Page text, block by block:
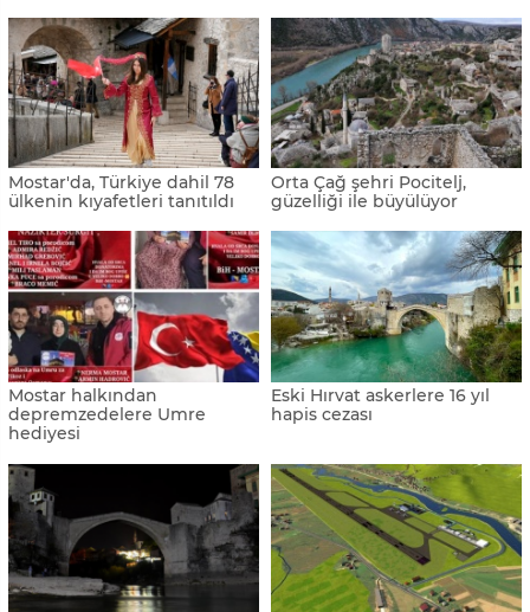
Mostar'da, Türkiye dahil 78
ülkenin kıyafetleri tanıtıldı
Orta Çağ şehri Pocitelj,
güzelliği ile büyülüyor
Mostar halkından
depremzedelere Umre
hediyesi
Eski Hırvat askerlere 16 yıl
hapis cezası